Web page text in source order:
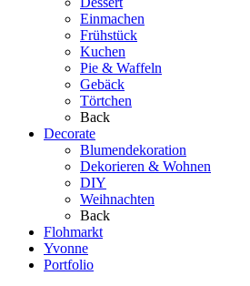
Einmachen
Frühstück
Kuchen
Pie & Waffeln
Gebäck
Törtchen
Back
Decorate
Blumendekoration
Dekorieren & Wohnen
DIY
Weihnachten
Back
Flohmarkt
Yvonne
Portfolio